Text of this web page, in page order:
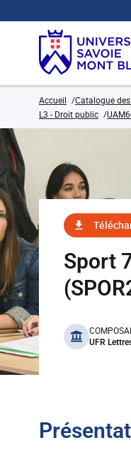
Accueil Catalogue
L3 - Droit public
Sport
benefits
UFR